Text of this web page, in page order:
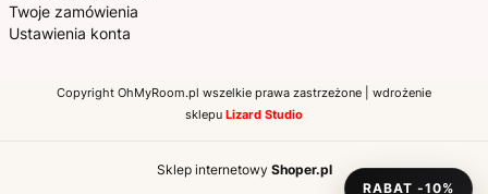
jest starannie wykonany z myślą o Twoim komforcie i
zgodnie z naszymi wartościami ekologicznymi, aby
szanować naszą planetę. Odkryj nasze produkty już
się czuć jak w domu.
Twoje zamówienia
Ustawienia konta
Copyright OhMyRoom.pl wszelkie prawa zastrzeżone | wdrożenie
sklepu Lizard Studio
RABAT -10%
Sklep internetowy Shoper.pl